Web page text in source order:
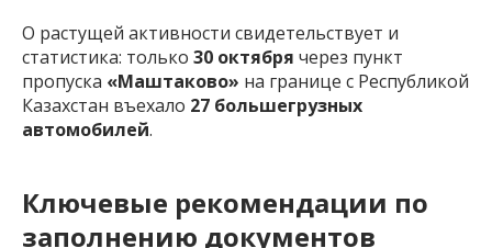
О растущей активности свидетельствует и
статистика: только 30 октября через пункт
пропуска «Маштаково» на границе с Республикой
Казахстан въехало 27 большегрузных
автомобилей.
Ключевые рекомендации по
заполнению документов